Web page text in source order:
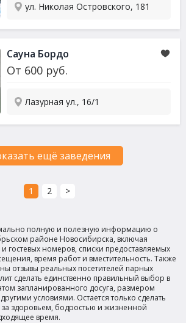
ул. Николая Островского, 181
Сауна Бордо
От 600 руб.
Лазурная ул., 16/1
ещё заведения
1 2 >
полную и полезную информацию о
районе Новосибирска, включая
гостевых номеров, списки предоставляемых
время работ и вместительность. Также
отзывы реальных посетителей парных
сделать единственно правильный выбор в
запланированного досуга, размером
условиями. Остается только сделать
за здоровьем, бодростью и жизненной
время.